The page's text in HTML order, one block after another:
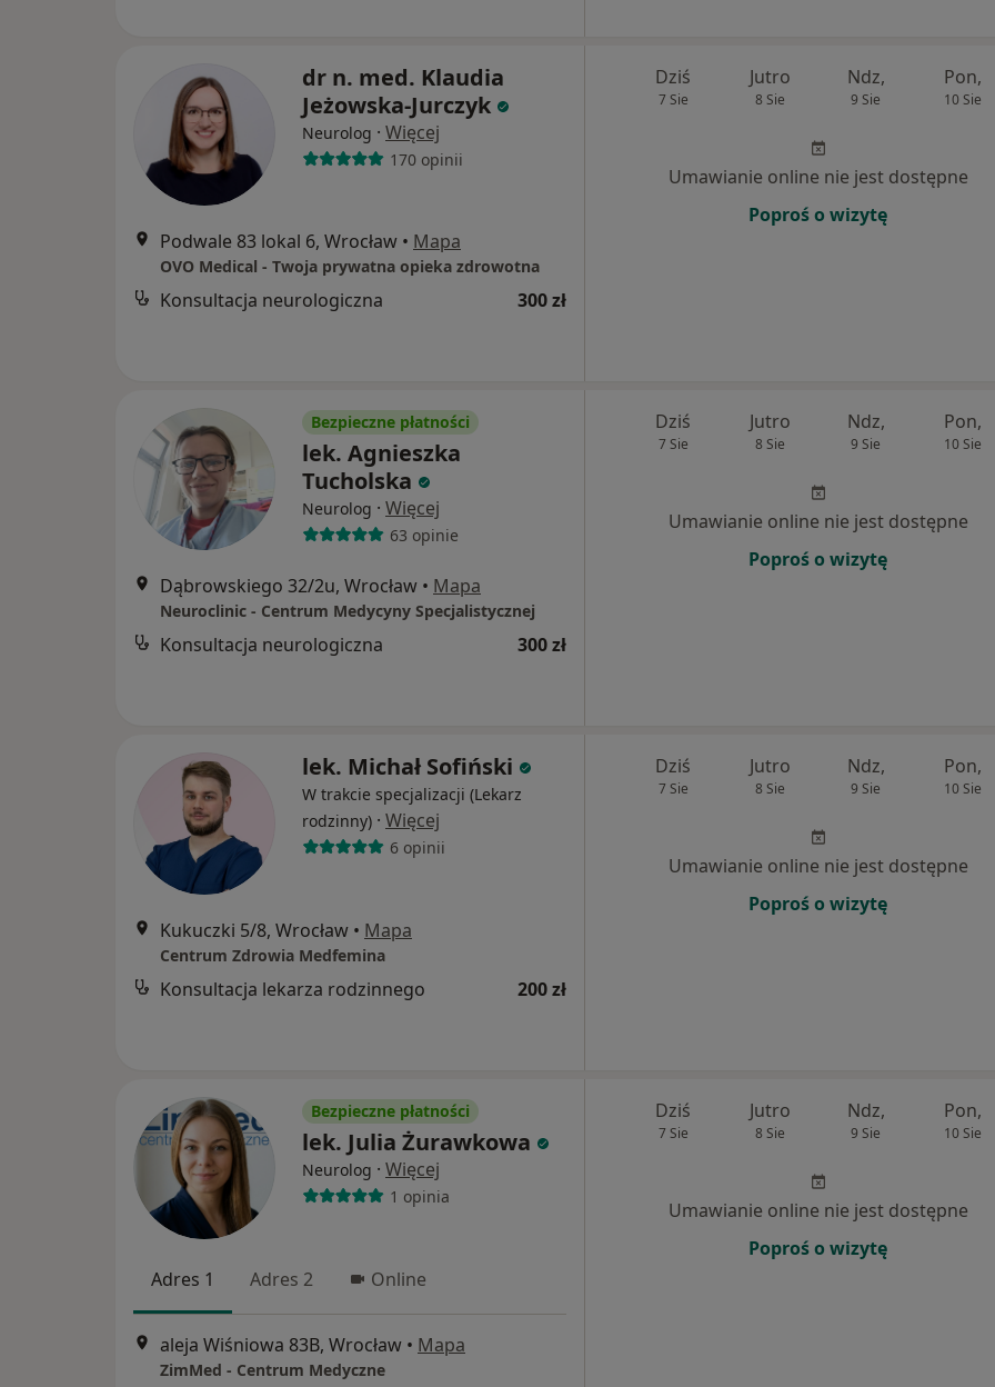
dr n. med. Klaudia
Jeżowska-Jurczyk
Neurolog · Więcej
170 opinii
Podwale 83 lokal 6, Wrocław • Mapa
OVO Medical - Twoja prywatna opieka zdrowotna
Konsultacja neurologiczna 300 zł
Dziś
7 Sie
Jutro
8 Sie
Ndz,
9 Sie
Pon,
10 Sie
Umawianie online nie jest dostępne
Poproś o wizytę
Bezpieczne płatności
lek. Agnieszka
Tucholska
Neurolog · Więcej
63 opinie
Dąbrowskiego 32/2u, Wrocław • Mapa
Neuroclinic - Centrum Medycyny Specjalistycznej
Konsultacja neurologiczna 300 zł
Dziś
7 Sie
Jutro
8 Sie
Ndz,
9 Sie
Pon,
10 Sie
Umawianie online nie jest dostępne
Poproś o wizytę
lek. Michał Sofiński
W trakcie specjalizacji (Lekarz
rodzinny) · Więcej
6 opinii
Kukuczki 5/8, Wrocław • Mapa
Centrum Zdrowia Medfemina
Konsultacja lekarza rodzinnego 200 zł
Dziś
7 Sie
Jutro
8 Sie
Ndz,
9 Sie
Pon,
10 Sie
Umawianie online nie jest dostępne
Poproś o wizytę
Bezpieczne płatności
lek. Julia Żurawkowa
Neurolog · Więcej
1 opinia
Adres 1 Adres 2 Online
aleja Wiśniowa 83B, Wrocław • Mapa
ZimMed - Centrum Medyczne
Dziś
7 Sie
Jutro
8 Sie
Ndz,
9 Sie
Pon,
10 Sie
Umawianie online nie jest dostępne
Poproś o wizytę